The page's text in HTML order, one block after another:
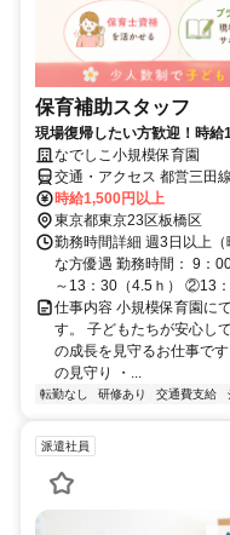
保育補助スタッフ
現場復帰したい方歓迎！時
なでしこ小規模保育園
交通・アクセス 都営三田
時給1,500円以上
東京都東京23区板橋区
勤務時間詳細 週3日以上
な方優遇 勤務時間： 9：
～13：30（4.5ｈ） ②13
仕事内容 小規模保育園に
す。 子どもたちが安心し
の成長を見守るお仕事で
の見守り ・...
転勤なし 研修あり 交通費支給
派遣社員